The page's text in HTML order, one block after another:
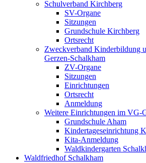
Schulverband Kirchberg
SV-Organe
Sitzungen
Grundschule Kirchberg
Ortsrecht
Zweckverband Kinderbildung
Gerzen-Schalkham
ZV-Organe
Sitzungen
Einrichtungen
Ortsrecht
Anmeldung
Weitere Einrichtungen im VG-
Grundschule Aham
Kindertageseinrichtung
Kita-Anmeldung
Waldkindergarten
Waldfriedhof Schalkham